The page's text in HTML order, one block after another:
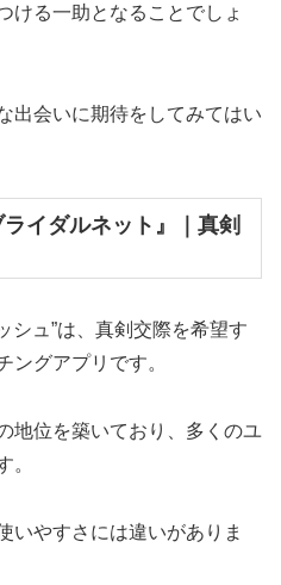
ける一助となることでしょ
出会いに期待をしてみてはい
イダルネット』｜真剣
シュ”は、真剣交際を希望す
ングアプリです。
地位を築いており、多くのユ
。
いやすさには違いがありま